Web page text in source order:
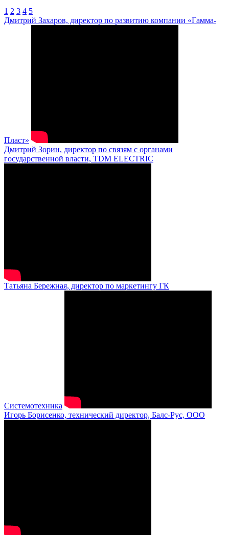
1 2 3 4 5
Дмитрий Захаров, директор по развитию компании «Гамма-
Пласт»
Дмитрий Зорин, директор по связям с органами
государственной власти, TDM ELECTRIC
Татьяна Бережная, директор по маркетингу ГК
Системотехника
Игорь Борисенко, технический директор, Балс-Рус, ООО